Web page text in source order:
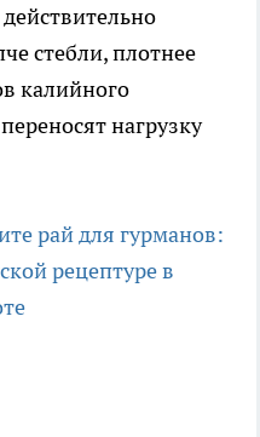
стебли, плотнее
калийного
нагрузку
рай для гурманов:
рецептуре в